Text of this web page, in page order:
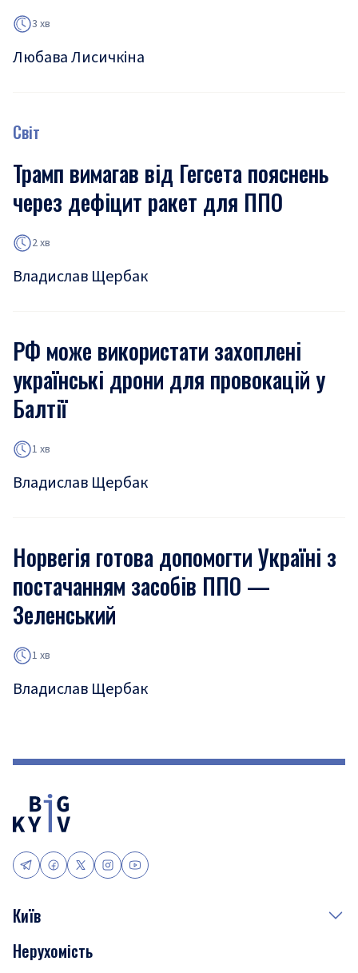
3 хв
Любава Лисичкіна
Світ
Трамп вимагав від Гегсета пояснень
через дефіцит ракет для ППО
2 хв
Владислав Щербак
РФ може використати захоплені
українські дрони для провокацій у
Балтії
1 хв
Владислав Щербак
Норвегія готова допомогти Україні з
постачанням засобів ППО —
Зеленський
1 хв
Владислав Щербак
Київ
Події
Нерухомість